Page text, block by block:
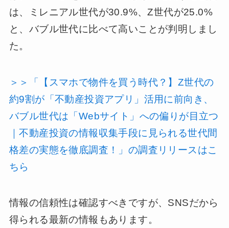
は、ミレニアル世代が30.9%、Z世代が25.0%
と、バブル世代に比べて高いことが判明しまし
た。
＞＞「【スマホで物件を買う時代？】Z世代の
約9割が「不動産投資アプリ」活用に前向き、
バブル世代は「Webサイト」への偏りが目立つ
｜不動産投資の情報収集手段に見られる世代間
格差の実態を徹底調査！」の調査リリースはこ
ちら
情報の信頼性は確認すべきですが、SNSだから
得られる最新の情報もあります。